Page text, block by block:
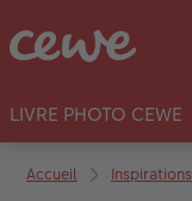
LIVRE PHOTO CEWE
Accueil Inspirations